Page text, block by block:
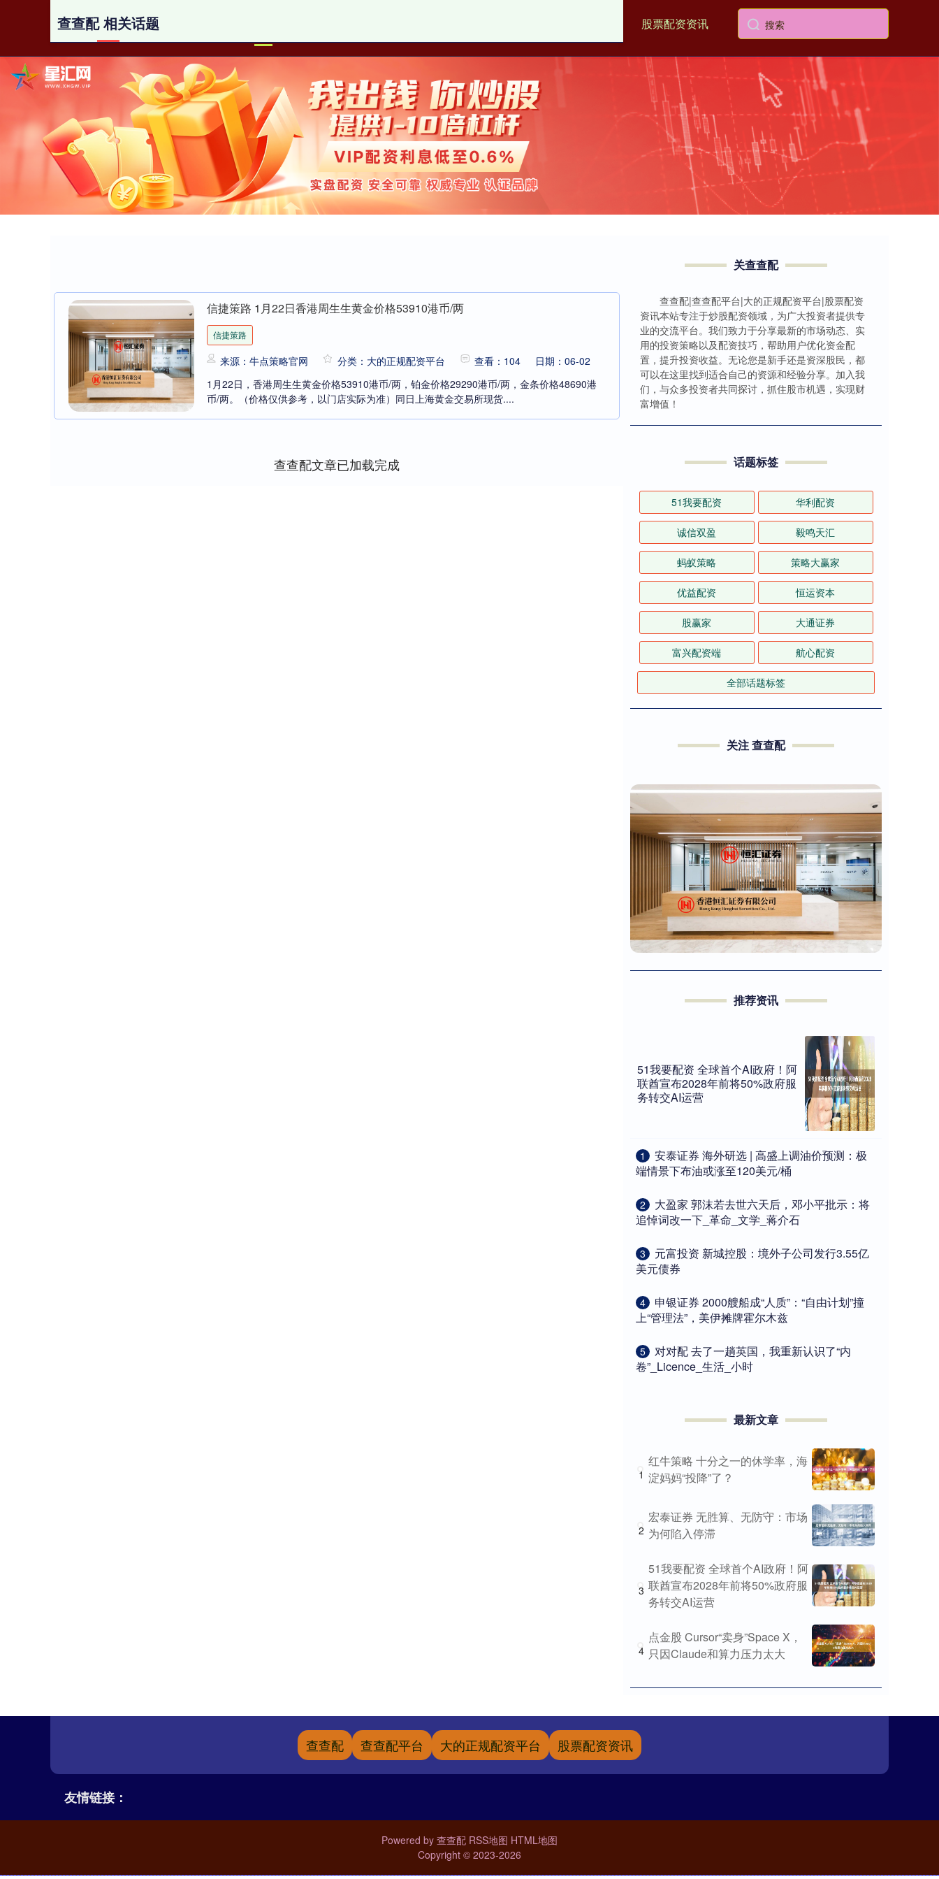
股票配资资讯
查查配 相关话题
信捷策路 1月22日香港周生生黄金价格53910港币/两
信捷策路
来源：牛点策略官网 分类：大的正规配资平台 查看：104
日期：06-02
1月22日，香港周生生黄金价格53910港币/两，铂金价格29290港币/两，金条价格48690港
币/两。（价格仅供参考，以门店实际为准）同日上海黄金交易所现货....
查查配文章已加载完成
关查查配
查查配|查查配平台|大的正规配资平台|股票配资
资讯本站专注于炒股配资领域，为广大投资者提供专
业的交流平台。我们致力于分享最新的市场动态、实
用的投资策略以及配资技巧，帮助用户优化资金配
置，提升投资收益。无论您是新手还是资深股民，都
可以在这里找到适合自己的资源和经验分享。加入我
们，与众多投资者共同探讨，抓住股市机遇，实现财
富增值！
话题标签
51我要配资 华利配资
诚信双盈 毅鸣天汇
蚂蚁策略 策略大赢家
优益配资 恒运资本
股赢家 大通证券
富兴配资端 航心配资
全部话题标签
关注 查查配
推荐资讯
51我要配资 全球首个AI政府！阿
联酋宣布2028年前将50%政府服
务转交AI运营
1
​安泰证券 海外研选 | 高盛上调油价预测：极
端情景下布油或涨至120美元/桶
2
​大盈家 郭沫若去世六天后，邓小平批示：将
追悼词改一下_革命_文学_蒋介石
3
​元富投资 新城控股：境外子公司发行3.55亿
美元债券
4
​申银证券 2000艘船成“人质”：“自由计划”撞
上“管理法”，美伊摊牌霍尔木兹
5
​对对配 去了一趟英国，我重新认识了“内
卷”_Licence_生活_小时
最新文章
1
红牛策略 十分之一的休学率，海
淀妈妈“投降”了？
2
宏泰证券 无胜算、无防守：市场
为何陷入停滞
3
51我要配资 全球首个AI政府！阿
联酋宣布2028年前将50%政府服
务转交AI运营
4
点金股 Cursor“卖身”Space X，
只因Claude和算力压力太大
查查配 查查配平台 大的正规配资平台 股票配资资讯
友情链接：
Powered by 查查配 RSS地图 HTML地图
Copyright © 2023-2026